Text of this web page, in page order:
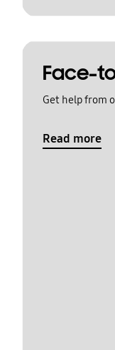
Face-
Get help from
Read more